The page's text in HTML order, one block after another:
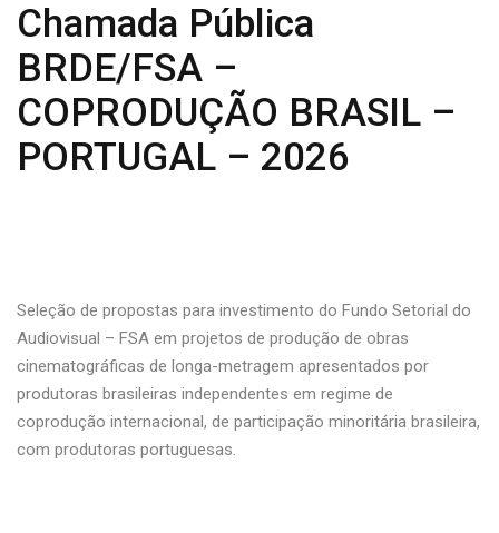
Chamada Pública
BRDE/FSA –
COPRODUÇÃO BRASIL –
PORTUGAL – 2026
Seleção de propostas para investimento do Fundo Setorial do
Audiovisual – FSA em projetos de produção de obras
cinematográficas de longa-metragem apresentados por
produtoras brasileiras independentes em regime de
coprodução internacional, de participação minoritária brasileira,
com produtoras portuguesas.